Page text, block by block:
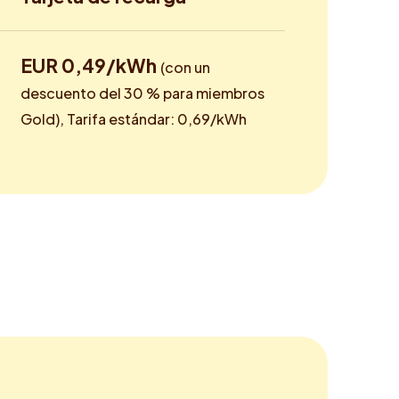
EUR 0,49/kWh (con un
descuento del 30 % para miembros
Gold), Tarifa estándar: 0,69/kWh